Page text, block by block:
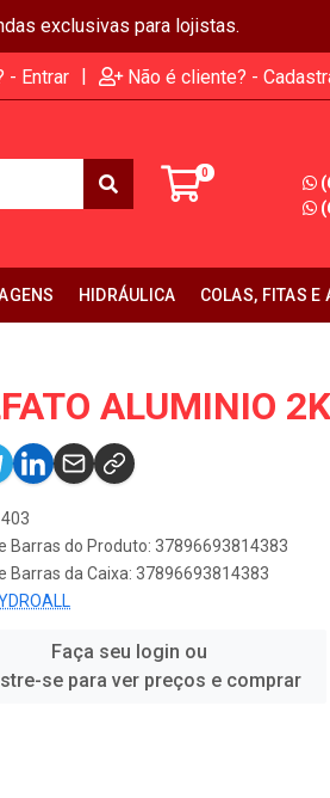
exclusivas para lojistas.
- Entrar | Não é cliente? -
0
HIDRÁULICA COLAS, FITAS E
ALUMINIO
Barras do Produto: 37896693814383
Barras da Caixa: 37896693814383
Faça seu login ou
se para ver preços e comprar